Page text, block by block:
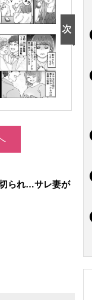
られ…サレ妻が